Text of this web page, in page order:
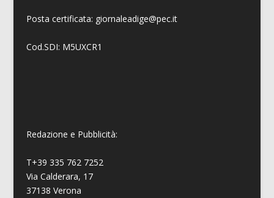
Posta certificata: giornaleadige@pec.it
Cod.SDI: M5UXCR1
Redazione e Pubblicità:
T+39 335 762 7252
Via Calderara, 17
37138 Verona